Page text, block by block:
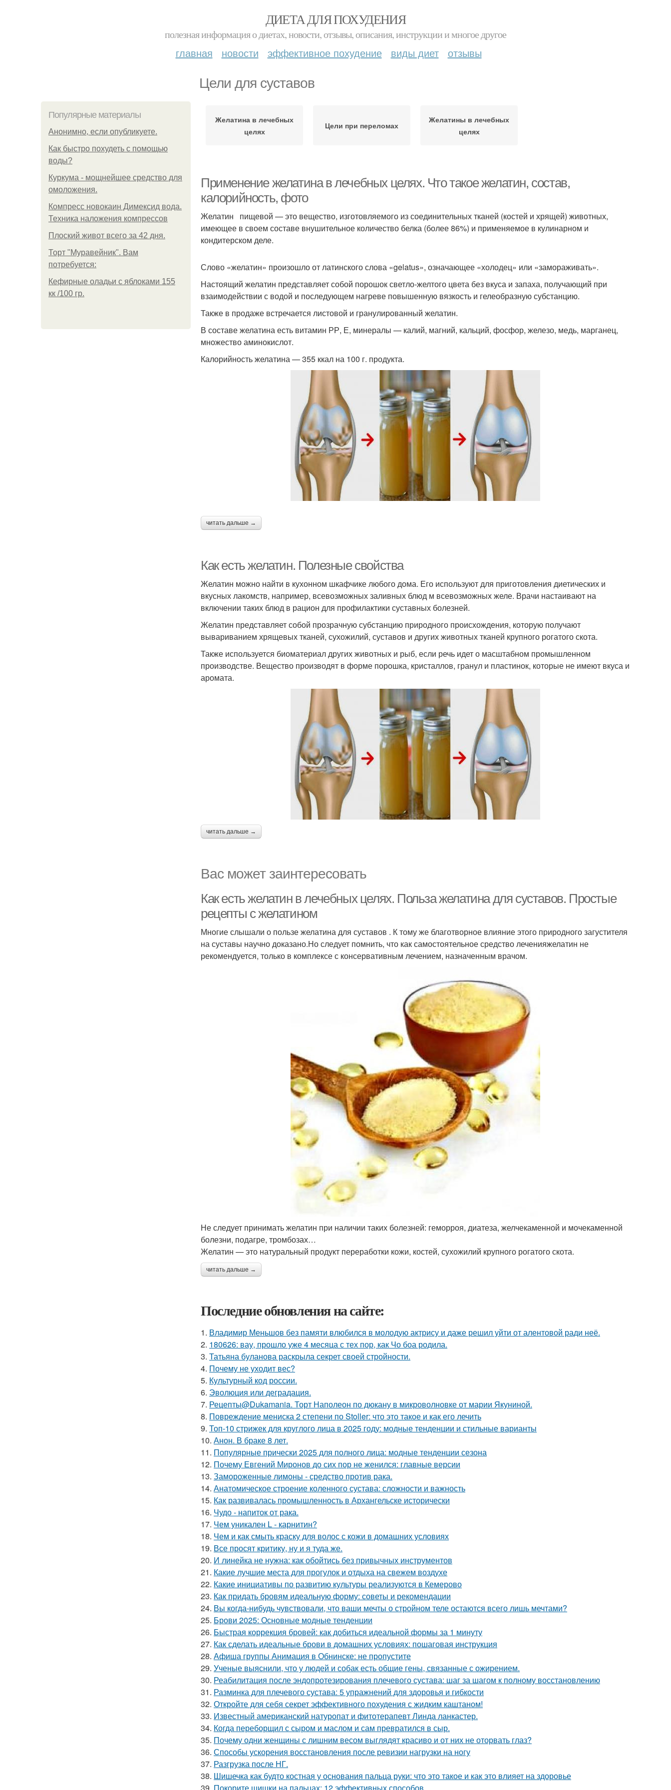
ДИЕТА ДЛЯ ПОХУДЕНИЯ
полезная информация о диетах, новости, отзывы, описания, инструкции и многое другое
главная новости эффективное похудение виды диет отзывы
Цели для суставов
Популярные материалы
Анонимно, если опубликуете.
Как быстро похудеть с помощью
воды?
Куркума - мощнейшее средство для
омоложения.
Компресс новокаин Димексид вода.
Техника наложения компрессов
Плоский живот всего за 42 дня.
Торт "Муравейник". Вам
потребуется:
Кефирные оладьи с яблоками 155
кк /100 гр.
Желатина в лечебных
целях
Цели при переломах
Желатины в лечебных
целях
Применение желатина в лечебных целях. Что такое желатин, состав,
калорийность, фото
Желатин пищевой — это вещество, изготовляемого из соединительных тканей (костей и хрящей) животных,
имеющее в своем составе внушительное количество белка (более 86%) и применяемое в кулинарном и
кондитерском деле.
Слово «желатин» произошло от латинского слова «gelatus», означающее «холодец» или «замораживать».
Настоящий желатин представляет собой порошок светло-желтого цвета без вкуса и запаха, получающий при
взаимодействии с водой и последующем нагреве повышенную вязкость и гелеобразную субстанцию.
Также в продаже встречается листовой и гранулированный желатин.
В составе желатина есть витамин РР, Е, минералы — калий, магний, кальций, фосфор, железо, медь, марганец,
множество аминокислот.
Калорийность желатина — 355 ккал на 100 г. продукта.
читать дальше →
Как есть желатин. Полезные свойства
Желатин можно найти в кухонном шкафчике любого дома. Его используют для приготовления диетических и
вкусных лакомств, например, всевозможных заливных блюд м всевозможных желе. Врачи настаивают на
включении таких блюд в рацион для профилактики суставных болезней.
Желатин представляет собой прозрачную субстанцию природного происхождения, которую получают
вывариванием хрящевых тканей, сухожилий, суставов и других животных тканей крупного рогатого скота.
Также используется биоматериал других животных и рыб, если речь идет о масштабном промышленном
производстве. Вещество производят в форме порошка, кристаллов, гранул и пластинок, которые не имеют вкуса и
аромата.
читать дальше →
Вас может заинтересовать
Как есть желатин в лечебных целях. Польза желатина для суставов. Простые
рецепты с желатином
Многие слышали о пользе желатина для суставов . К тому же благотворное влияние этого природного загустителя
на суставы научно доказано.Но следует помнить, что как самостоятельное средство леченияжелатин не
рекомендуется, только в комплексе с консервативным лечением, назначенным врачом.
Не следует принимать желатин при наличии таких болезней: геморроя, диатеза, желчекаменной и мочекаменной
болезни, подагре, тромбозах…
Желатин — это натуральный продукт переработки кожи, костей, сухожилий крупного рогатого скота.
читать дальше →
Последние обновления на сайте:
1. Владимир Меньшов без памяти влюбился в молодую актрису и даже решил уйти от алентовой ради неё.
2. 180626: вау, прошло уже 4 месяца с тех пор, как Чо боа родила.
3. Татьяна буланова раскрыла секрет своей стройности.
4. Почему не уходит вес?
5. Культурный код россии.
6. Эволюция или деградация.
7. Рецепты@Dukamania. Торт Наполеон по дюкану в микроволновке от марии Якуниной.
8. Повреждение мениска 2 степени по Stoller: что это такое и как его лечить
9. Топ-10 стрижек для круглого лица в 2025 году: модные тенденции и стильные варианты
10. Анон. В браке 8 лет.
11. Популярные прически 2025 для полного лица: модные тенденции сезона
12. Почему Евгений Миронов до сих пор не женился: главные версии
13. Замороженные лимоны - средство против рака.
14. Анатомическое строение коленного сустава: сложности и важность
15. Как развивалась промышленность в Архангельске исторически
16. Чудо - напиток от рака.
17. Чем уникален L - карнитин?
18. Чем и как смыть краску для волос с кожи в домашних условиях
19. Все просят критику, ну и я туда же.
20. И линейка не нужна: как обойтись без привычных инструментов
21. Какие лучшие места для прогулок и отдыха на свежем воздухе
22. Какие инициативы по развитию культуры реализуются в Кемерово
23. Как придать бровям идеальную форму: советы и рекомендации
24. Вы когда-нибудь чувствовали, что ваши мечты о стройном теле остаются всего лишь мечтами?
25. Брови 2025: Основные модные тенденции
26. Быстрая коррекция бровей: как добиться идеальной формы за 1 минуту
27. Как сделать идеальные брови в домашних условиях: пошаговая инструкция
28. Афиша группы Анимация в Обнинске: не пропустите
29. Ученые выяснили, что у людей и собак есть общие гены, связанные с ожирением.
30. Реабилитация после эндопротезирования плечевого сустава: шаг за шагом к полному восстановлению
31. Разминка для плечевого сустава: 5 упражнений для здоровья и гибкости
32. Откройте для себя секрет эффективного похудения с жидким каштаном!
33. Известный американский натуропат и фитотерапевт Линда ланкастер.
34. Когда переборщил с сыром и маслом и сам превратился в сыр.
35. Почему одни женщины с лишним весом выглядят красиво и от них не оторвать глаз?
36. Способы ускорения восстановления после ревизии нагрузки на ногу
37. Разгрузка после НГ.
38. Шишечка как будто костная у основания пальца руки: что это такое и как это влияет на здоровье